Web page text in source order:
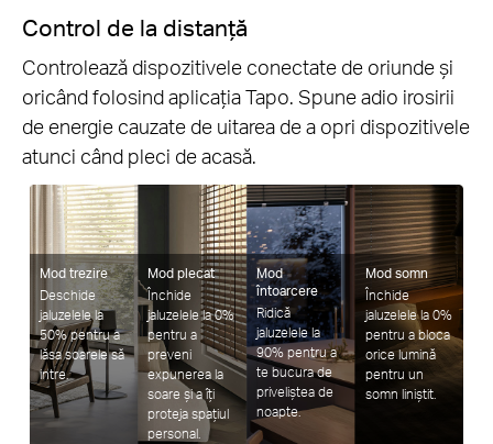
Control de la distanță
Controlează dispozitivele conectate de oriunde și
oricând folosind aplicația Tapo. Spune adio irosirii
de energie cauzate de uitarea de a opri dispozitivele
atunci când pleci de acasă.
Mod trezire
Deschide
jaluzelele la
50% pentru a
lăsa soarele să
intre.
Mod plecat
Închide
jaluzelele la 0%
pentru a
preveni
expunerea la
soare și a îți
proteja spațiul
personal.
Mod
întoarcere
Ridică
jaluzelele la
90% pentru a
te bucura de
priveliștea de
noapte.
Mod somn
Închide
jaluzelele la 0%
pentru a bloca
orice lumină
pentru un
somn liniștit.